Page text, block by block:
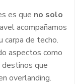
es que no solo
acompañamos
carpa de techo.
aspectos como
que
overlanding.